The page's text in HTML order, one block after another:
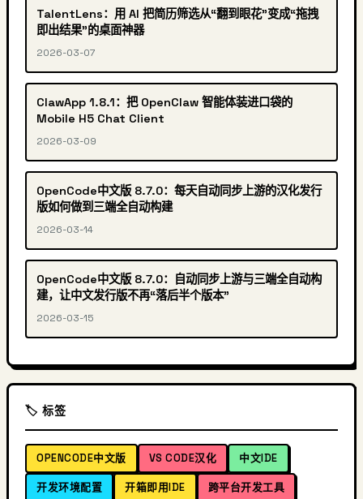
TalentLens：用 AI 把简历筛选从“翻到眼花”变成“拖拽
即出结果”的桌面神器
2026-03-07
ClawApp 1.8.1：把 OpenClaw 智能体装进口袋的
Mobile H5 Chat Client
2026-03-09
OpenCode中文版 8.7.0：每天自动同步上游的汉化发行
版如何做到三端全自动构建
2026-03-14
OpenCode中文版 8.7.0：自动同步上游与三端全自动构
建，让中文发行版不再“落后半个版本”
2026-03-15
🏷️ 标签
OPENCODE中文版 VS CODE汉化 中文IDE
开发环境配置 开箱即用IDE 跨平台开发工具